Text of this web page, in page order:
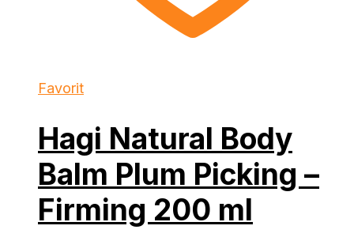
Favorit
Hagi Natural Body
Balm Plum Picking –
Firming 200 ml